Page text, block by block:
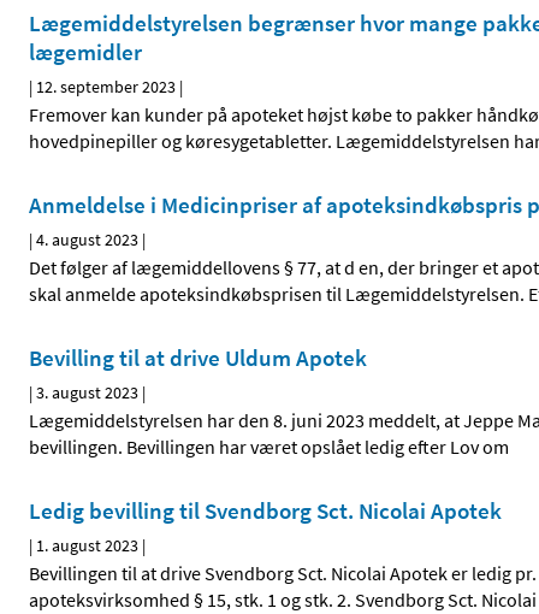
Lægemiddelstyrelsen begrænser hvor mange
lægemidler
| 12. september 2023 |
Fremover kan kunder på apoteket højst købe to pakker
hovedpinepiller og køresygetabletter. Lægemiddelstyrelsen
Anmeldelse i Medicinpriser af
|4. august 2023 |
Det følger af lægemiddellovens § 77, at d en, der bringer et
skal anmelde apoteksindkøbsprisen til Lægemiddelstyrelsen.
Bevilling til at drive Uldum Apotek
|3. august 2023 |
Lægemiddelstyrelsen har den 8. juni 2023 meddelt, at Jeppe
bevillingen. Bevillingen har været opslået ledig efter Lov om
Ledig bevilling til Svendborg Sct. Nicolai Apotek
| 1. august 2023 |
Bevillingen til at drive Svendborg Sct. Nicolai Apotek er ledig
apoteksvirksomhed § 15, stk. 1 og stk. 2. Svendborg Sct.